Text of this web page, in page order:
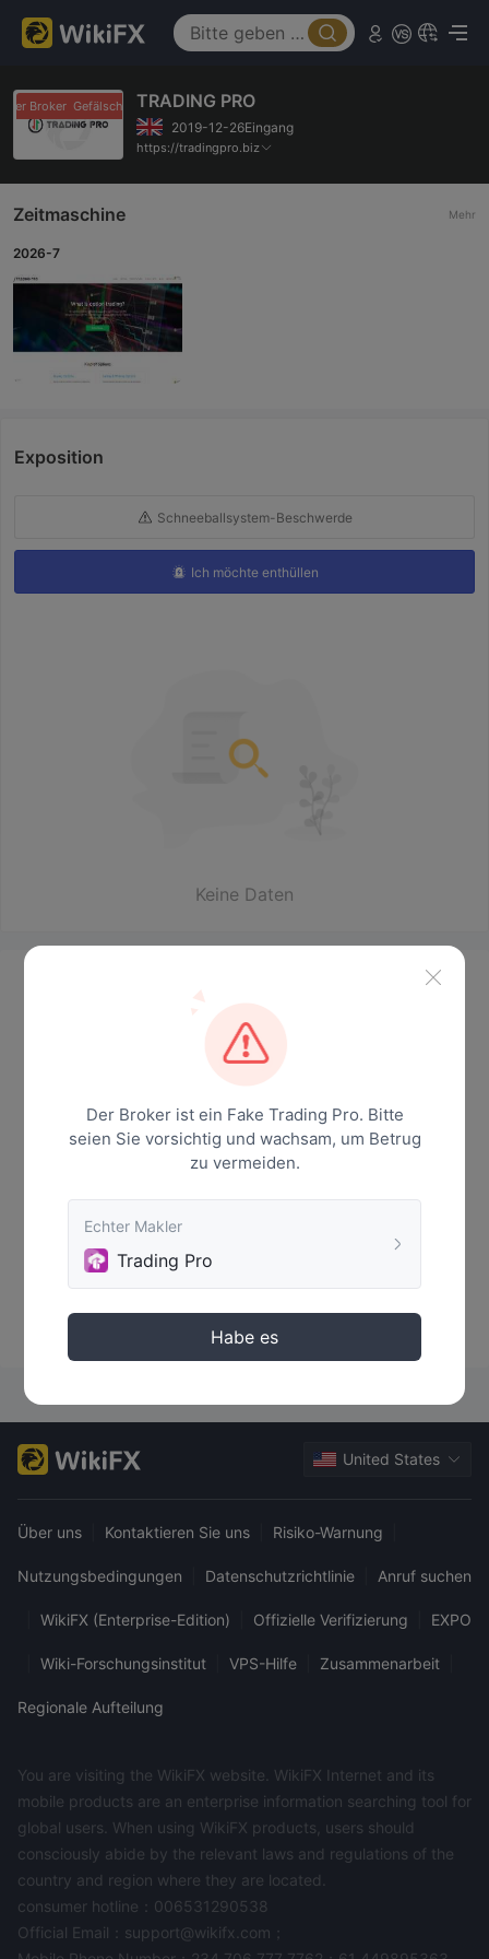
Broker Gefälschter BrokerTRADING PRO
2019-12-26Eingang
https://tradingpro.biz
Zeitmaschine Mehr
2026-7
Exposition
Schneeballsystem-Beschwerde
Ich möchte enthüllen
Keine Daten
Keine Daten
Der Broker ist ein Fake Trading Pro. Bitte
seien Sie vorsichtig und wachsam, um Betrug
zu vermeiden.
Echter Makler
Trading Pro
Habe es
United States
Über uns Kontaktieren Sie uns Risiko-Warnung
Nutzungsbedingungen Datenschutzrichtlinie Anruf suchen
WikiFX (Enterprise-Edition) Offizielle Verifizierung EXPO
Wiki-Forschungsinstitut VPS-Hilfe Zusammenarbeit
Regionale Aufteilung
You are visiting the WikiFX website. WikiFX Internet and its
mobile products are an enterprise information searching tool for
global users. When using WikiFX products, users should
consciously abide by the relevant laws and regulations of the
country and region where they are located.
consumer hotline：006531290538
Official Email：support@wikifx.com；